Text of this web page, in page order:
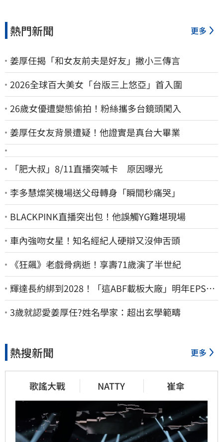
熱門新聞 更多
姜厚任揭「和女友前夫是好友」撇小三傳言
2026全球百大美女「台版三上悠亞」首入圍
26歲女優遭變態偷拍！粉絲攜多台鏡頭闖入
姜厚任女友背景遭疑！他證實是真台大畢業
「肥大叔」8/11直播突喊卡 原因曝光
李多慧燦笑機場送父母轉身「瞬間秒痛哭」
BLACKPINK直播突出包！他誤觸YG難堪現場
車內強吻女星！知名經紀人硬辯又沒伸舌頭
《狂飆》老戲骨病逝！享壽71歲演了半世紀
輝達長約綁到2028！「這ABF載板大廠」明年EPS上
看22元 目標價至1000元
3歲就認愛姜厚任?姓名學家：超出玄學範疇
熱搜新聞 更多
歌謠大戰 NATTY 崔傘